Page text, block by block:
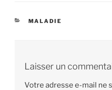
CATÉGORIES
MALADIE
Laisser un
Votre adresse e-mail ne